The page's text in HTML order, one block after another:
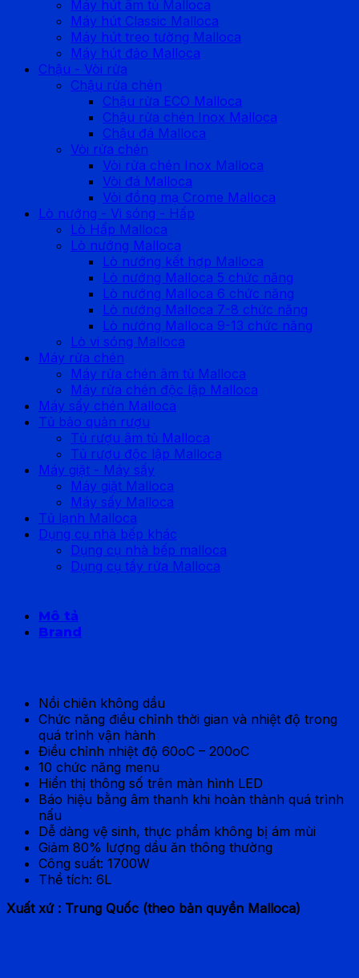
Máy hút âm tủ Malloca
Máy hút Classic Malloca
Máy hút treo tường Malloca
Máy hút đảo Malloca
Chậu - Vòi rửa
Chậu rửa chén
Chậu rửa ECO Malloca
Chậu rửa chén Inox Malloca
Chậu đá Malloca
Vòi rửa chén
Vòi rửa chén Inox Malloca
Vòi đá Malloca
Vòi đồng mạ Crome Malloca
Lò nướng - Vi sóng - Hấp
Lò Hấp Malloca
Lò nướng Malloca
Lò nướng kết hợp Malloca
Lò nướng Malloca 5 chức năng
Lò nướng Malloca 6 chức năng
Lò nướng Malloca 7-8 chức năng
Lò nướng Malloca 9-13 chức năng
Lò vi sóng Malloca
Máy rửa chén
Máy rửa chén âm tủ Malloca
Máy rửa chén độc lập Malloca
Máy sấy chén Malloca
Tủ bảo quản rượu
Tủ rượu âm tủ Malloca
Tủ rượu độc lập Malloca
Máy giặt - Máy sấy
Máy giặt Malloca
Máy sấy Malloca
Tủ lạnh Malloca
Dụng cụ nhà bếp khác
Dụng cụ nhà bếp malloca
Dụng cụ tẩy rửa Malloca
Mô tả
Brand
Nồi chiên không dầu
Chức năng điều chỉnh thời gian và nhiệt độ trong
quá trình vận hành
Điều chỉnh nhiệt độ 60oC – 200oC
10 chức năng menu
Hiển thị thông số trên màn hình LED
Báo hiệu bằng âm thanh khi hoàn thành quá trình
nấu
Dễ dàng vệ sinh, thực phẩm không bị ám mùi
Giảm 80% lượng dầu ăn thông thường
Công suất: 1700W
Thể tích: 6L
Xuất xứ : Trung Quốc (theo bản quyền Malloca)